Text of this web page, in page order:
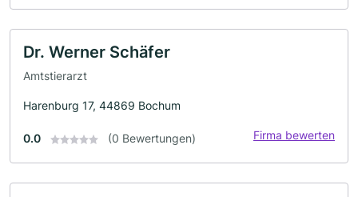
Dr. Werner Schäfer
Amtstierarzt
Harenburg 17, 44869 Bochum
0.0 (0 Bewertungen) Firma bewerten